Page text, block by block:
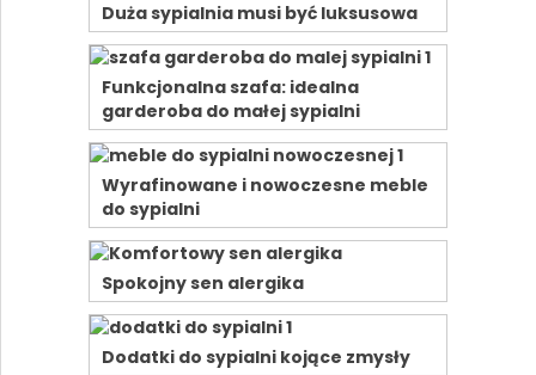
Duża sypialnia musi być luksusowa
Funkcjonalna szafa: idealna
garderoba do małej sypialni
Wyrafinowane i nowoczesne meble
do sypialni
Spokojny sen alergika
Dodatki do sypialni kojące zmysły